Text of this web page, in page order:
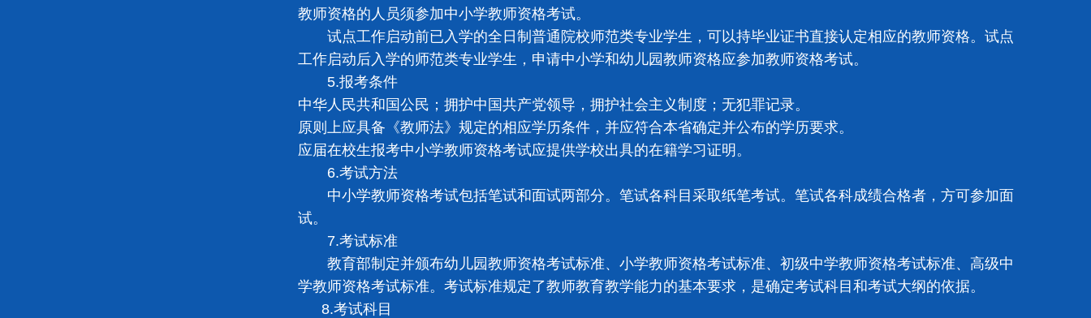
教师资格的人员须参加中小学教师资格考试。
试点工作启动前已入学的全日制普通院校师范类专业学生，可以持毕业证书直接认定相应的教师资格。试点
工作启动后入学的师范类专业学生，申请中小学和幼儿园教师资格应参加教师资格考试。
5.报考条件
中华人民共和国公民；拥护中国共产党领导，拥护社会主义制度；无犯罪记录。
原则上应具备《教师法》规定的相应学历条件，并应符合本省确定并公布的学历要求。
应届在校生报考中小学教师资格考试应提供学校出具的在籍学习证明。
6.考试方法
中小学教师资格考试包括笔试和面试两部分。笔试各科目采取纸笔考试。笔试各科成绩合格者，方可参加面
试。
7.考试标准
教育部制定并颁布幼儿园教师资格考试标准、小学教师资格考试标准、初级中学教师资格考试标准、高级中
学教师资格考试标准。考试标准规定了教师教育教学能力的基本要求，是确定考试科目和考试大纲的依据。
8.考试科目